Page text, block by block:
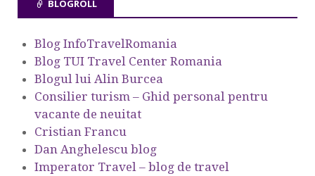
BLOGROLL
Blog InfoTravelRomania
Blog TUI Travel Center Romania
Blogul lui Alin Burcea
Consilier turism – Ghid personal pentru
vacante de neuitat
Cristian Francu
Dan Anghelescu blog
Imperator Travel – blog de travel